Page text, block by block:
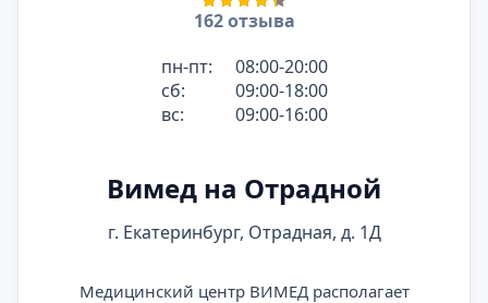
162 отзыва
пн-пт:
08:00-20:00
сб:
09:00-18:00
вс:
09:00-16:00
Вимед на Отрадной
г. Екатеринбург, Отрадная, д. 1Д
Медицинский центр ВИМЕД располагает